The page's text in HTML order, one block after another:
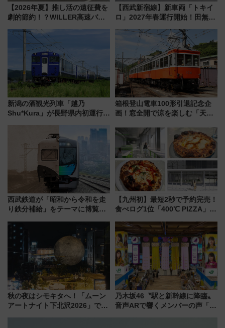
【2026年夏】推し活の遠征費を
劇的節約！？WILLER高速バス
温泉の最強ルート 予約期間・
対象路線まとめ
【西武新宿線】新車両「トキイ
ロ」2027年春運行開始！田無・
「第2弾」も
新潟の酒観光列車「越乃
Shu*Kura」が長野県内初運行！
箱根登山電車100形引退記念企
画！窓全開で涼を楽しむ「天然
発売
西武鉄道が「昭和から令和を走
り鉄分補給」をテーマに博覧会
14日から 新車両「トキイロ」体
験ブースも アクセスや申込方法
を解説
【九州初】最短2秒で予約完売！
食べログ1位「400℃ PIZZA」が
プン。もつ鍋風など限定メニュ
ーも
秋の夜はシモキタへ！「ムーン
アートナイト下北沢2026」でイ
乃木坂46〝駅と新幹線に降臨〟
音声ARで響くメンバーの声「真